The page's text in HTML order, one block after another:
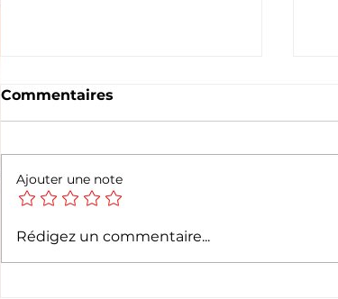
INFONEWS CGT LA
Commentaires
Ajouter une note
Rédigez un commentaire...